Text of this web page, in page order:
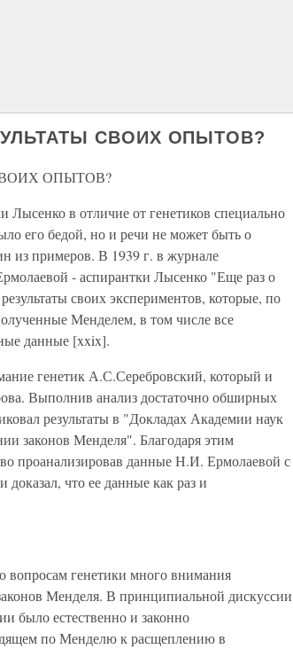
СВОИХ ОПЫТОВ?
ОПЫТОВ?
Лысенко в отличие от генетиков специально
его бедой, но и речи не может быть о
из примеров. В 1939 г. в журнале
- аспирантки Лысенко "Еще раз о
своих экспериментов, которые, по
Менделем, в том числе все
данные [xxix].
генетик А.С.Серебровский, который и
Выполнив анализ достаточно обширных
результаты в "Докладах Академии наук
законов Менделя". Благодаря этим
проанализировав данные Н.И. Ермолаевой с
что ее данные как раз и
вопросам генетики много внимания
Менделя. В принципиальной дискуссии
было естественно и законно
по Менделю к расщеплению в